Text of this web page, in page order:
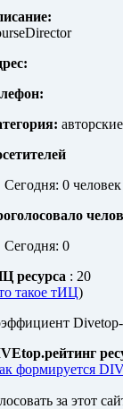
Сегодня: 0 человек
Сегодня: 0
ресурса : 20
такое тИЦ)
Divetop-
формируется
за этот